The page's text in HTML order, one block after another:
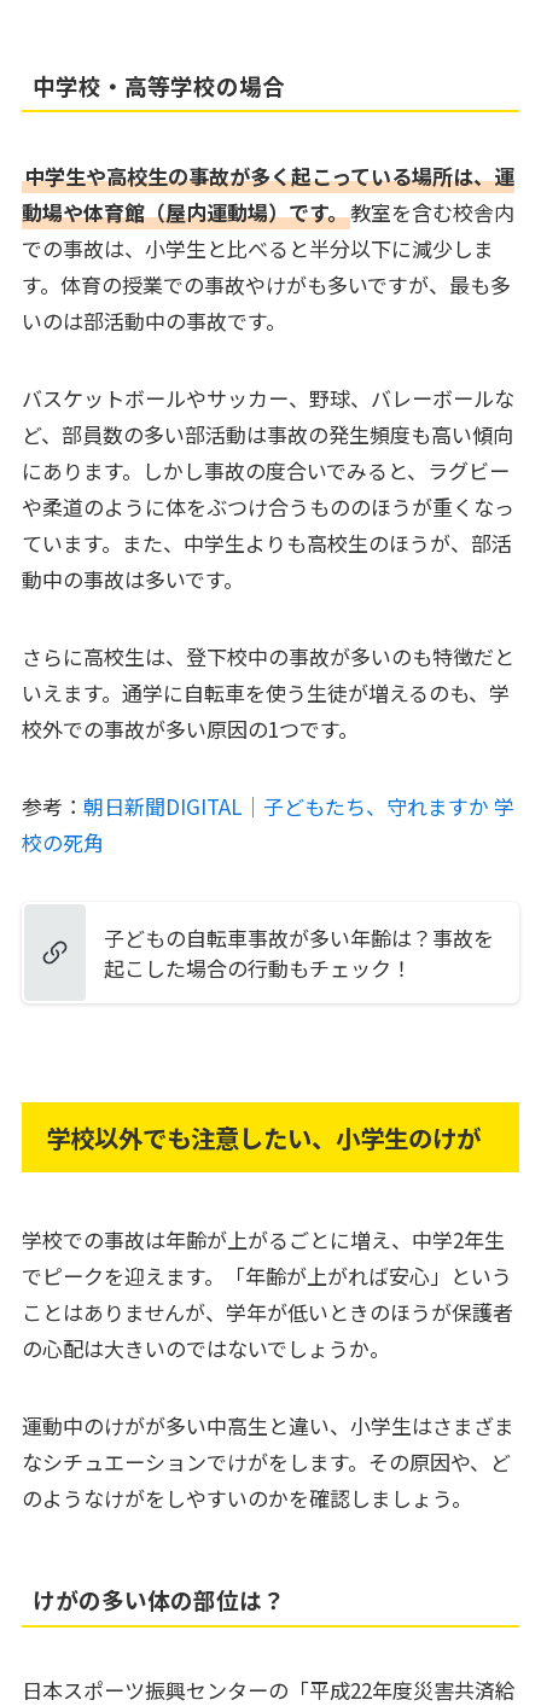
中学校・高等学校の場合
中学生や高校生の事故が多く起こっている場所は、運
動場や体育館（屋内運動場）です。教室を含む校舎内
での事故は、小学生と比べると半分以下に減少しま
す。体育の授業での事故やけがも多いですが、最も多
いのは部活動中の事故です。
バスケットボールやサッカー、野球、バレーボールな
ど、部員数の多い部活動は事故の発生頻度も高い傾向
にあります。しかし事故の度合いでみると、ラグビー
や柔道のように体をぶつけ合うもののほうが重くなっ
ています。また、中学生よりも高校生のほうが、部活
動中の事故は多いです。
さらに高校生は、登下校中の事故が多いのも特徴だと
いえます。通学に自転車を使う生徒が増えるのも、学
校外での事故が多い原因の1つです。
参考： 朝日新聞DIGITAL｜子どもたち、守れますか 学
校の死角
子どもの自転車事故が多い年齢は？事故を
起こした場合の行動もチェック！
学校以外でも注意したい、小学生のけが
学校での事故は年齢が上がるごとに増え、中学2年生
でピークを迎えます。「年齢が上がれば安心」という
ことはありませんが、学年が低いときのほうが保護者
の心配は大きいのではないでしょうか。
運動中のけがが多い中高生と違い、小学生はさまざま
なシチュエーションでけがをします。その原因や、ど
のようなけがをしやすいのかを確認しましょう。
けがの多い体の部位は？
日本スポーツ振興センターの「平成22年度災害共済給